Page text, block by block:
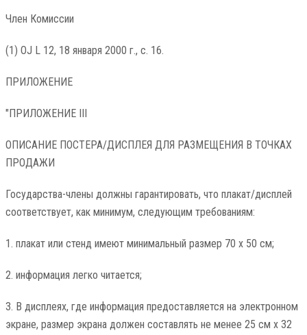
Член Комиссии
(1) OJ L 12, 18 января 2000 г., с. 16.
ПРИЛОЖЕНИЕ
"ПРИЛОЖЕНИЕ III
ОПИСАНИЕ ПОСТЕРА/ДИСПЛЕЯ ДЛЯ РАЗМЕЩЕНИЯ В ТОЧКАХ
ПРОДАЖИ
Государства-члены должны гарантировать, что плакат/дисплей
соответствует, как минимум, следующим требованиям:
1. плакат или стенд имеют минимальный размер 70 х 50 см;
2. информация легко читается;
3. В дисплеях, где информация предоставляется на электронном
экране, размер экрана должен составлять не менее 25 см х 32